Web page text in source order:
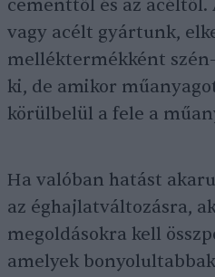
cementtől és az
vagy acélt gyártunk,
melléktermékként
ki, de amikor
körülbelül a fele a
Ha valóban hatást
az éghajlatváltozásra,
megoldásokra kell
amelyek